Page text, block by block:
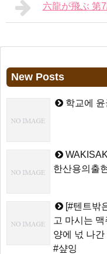
六龍が飛ぶ 第
New Posts
학교에
한산용의출
[#텐트밖
고 마시는
양에 넋 나
#샾잉